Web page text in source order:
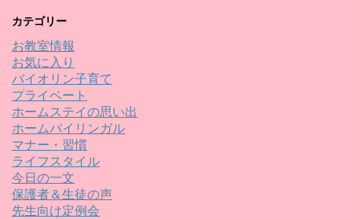
カテゴリー
お教室情報
お気に入り
バイオリン子育て
プライベート
ホームステイの思い出
ホームバイリンガル
マナー・習慣
ライフスタイル
今日の一文
保護者＆生徒の声
先生向け定例会